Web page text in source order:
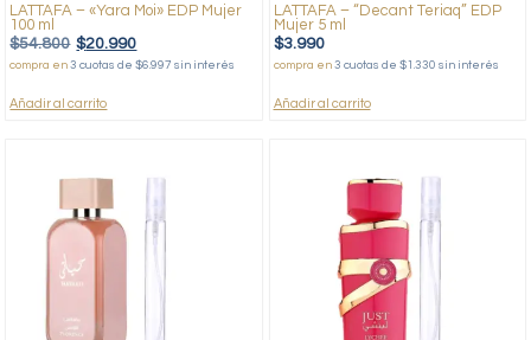
LATTAFA – «Yara Moi» EDP Mujer
100 ml
$54.800 $20.990
compra en3 cuotas de $6.997 sin interés
Añadir al carrito
LATTAFA – “Decant Teriaq” EDP
Mujer 5 ml
$3.990
compra en 3 cuotas de $1.330 sin interés
Añadir al carrito